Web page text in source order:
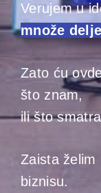
Verujem u
množe
Zato ću
što znam,
ili što
Zaista želim
biznisu.